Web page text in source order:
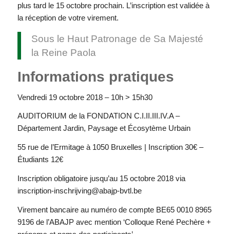
plus tard le 15 octobre prochain. L’inscription est validée à
la réception de votre virement.
Sous le Haut Patronage de Sa Majesté
la Reine Paola
Informations pratiques
Vendredi 19 octobre 2018 – 10h > 15h30
AUDITORIUM de la FONDATION C.I.II.III.IV.A –
Département Jardin, Paysage et Écosytème Urbain
55 rue de l’Ermitage à 1050 Bruxelles | Inscription 30€ –
Étudiants 12€
Inscription obligatoire jusqu’au 15 octobre 2018 via
inscription-inschrijving@abajp-bvtl.be
Virement bancaire au numéro de compte BE65 0010 8965
9196 de l’ABAJP avec mention ‘Colloque René Pechère +